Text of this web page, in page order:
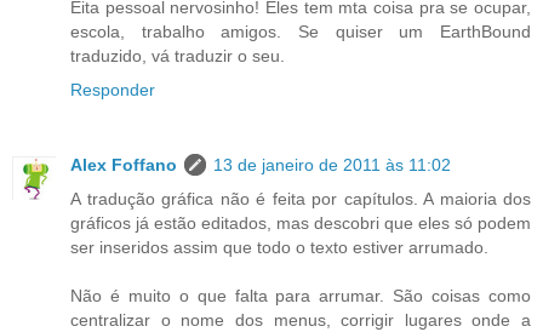
Eita pessoal nervosinho! Eles tem mta coisa pra se ocupar,
escola, trabalho amigos. Se quiser um EarthBound
traduzido, vá traduzir o seu.
Responder
Alex Foffano
13 de janeiro de 2011 às 11:02
A tradução gráfica não é feita por capítulos. A maioria dos
gráficos já estão editados, mas descobri que eles só podem
ser inseridos assim que todo o texto estiver arrumado.
Não é muito o que falta para arrumar. São coisas como
centralizar o nome dos menus, corrigir lugares onde a